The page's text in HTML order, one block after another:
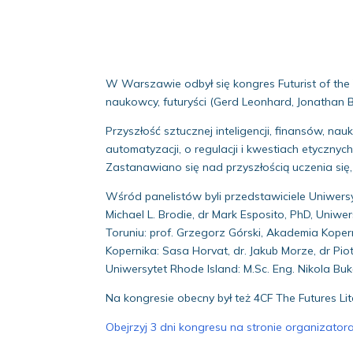
W Warszawie odbył się kongres Futurist of
naukowcy, futuryści (Gerd Leonhard, Jonathan
Przyszłość sztucznej inteligencji, finansów,
automatyzacji, o regulacji i kwestiach
Zastanawiano się nad przyszłością uczenia
Wśród panelistów byli przedstawiciele
Michael L. Brodie, dr Mark Esposito, PhD,
Toruniu: prof. Grzegorz Górski, Akademia
Kopernika: Sasa Horvat, dr. Jakub Morze, dr
Uniwersytet Rhode Island: M.Sc. Eng. Nikola
Na kongresie obecny był też 4CF The Futures
Obejrzyj 3 dni kongresu na stronie